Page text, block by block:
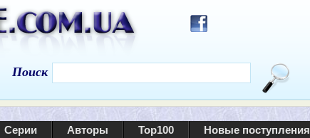
Поиск
Серии Авторы Top100 Новые поступления